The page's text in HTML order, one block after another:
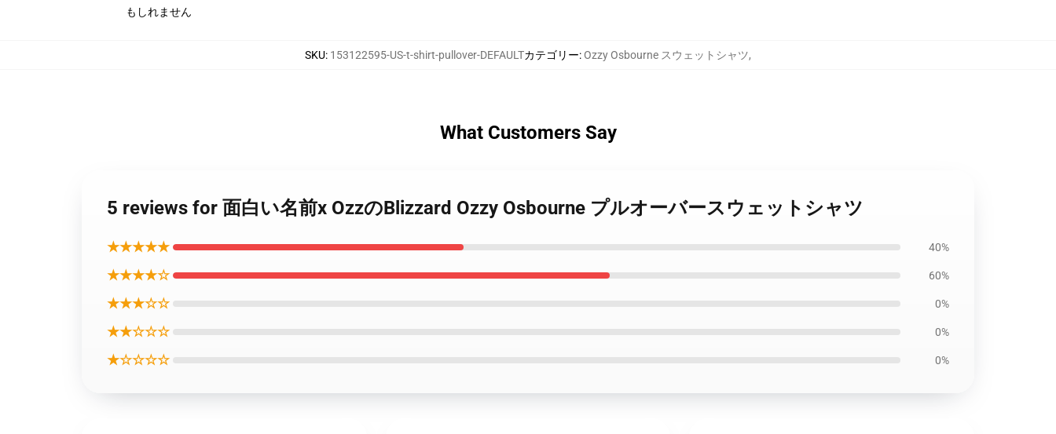
もしれません
SKU: 153122595-US-t-shirt-pullover-DEFAULTカテゴリー:Ozzy Osbourne スウェットシャツ,
What Customers Say
5 reviews for 面白い名前x OzzのBlizzard Ozzy Osbourne プルオーバースウェットシャツ
★★★★★ 40%
★★★★☆ 60%
★★★☆☆ 0%
★★☆☆☆ 0%
★☆☆☆☆ 0%